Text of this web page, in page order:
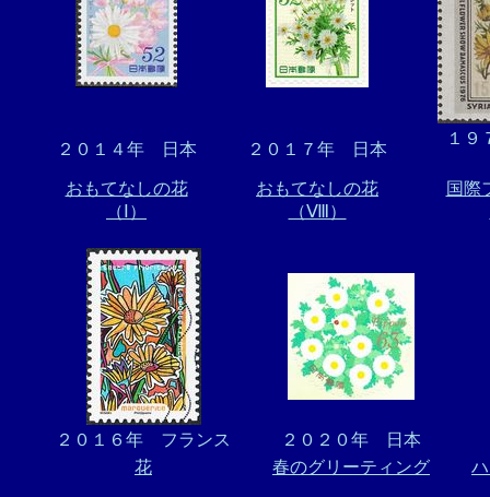
２０１４年 日本 ２０１７年 日本
１
おもてなしの花
（Ⅰ）
おもてなしの花
（Ⅷ）
国際
２０１６年 フランス
２０２０年 日本
花
春のグリーティング